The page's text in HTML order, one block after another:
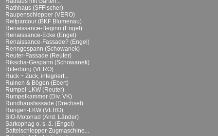
Rathhaus (SFFischer)
Raupenschlepper (VERO)
Reitparcour (BKF Blumenau)
Renaissance-Beginn (Engel)
Renaissance-Ecke (Engel)
Renaissance-Fassade? (Engel)
Renngespann (Schowanek)
Reuter-Fassade (Reuter)
Rikscha-Gespann (Schowanek)
Ritterburg (VERO)
Ruck + Zuck, integriert...
Ruinen & Bögen (Ebert)
Rumpel-LKW (Reuter)
Rumpelkammer (Div. VK)
Rundhausfassade (Drechsel)
Rungen-LKW (VERO)
SIO-Motorrad (And. Länder)
Sarkophag o. s. ä. (Engel)
Sattelschlepper-Zugmaschine...